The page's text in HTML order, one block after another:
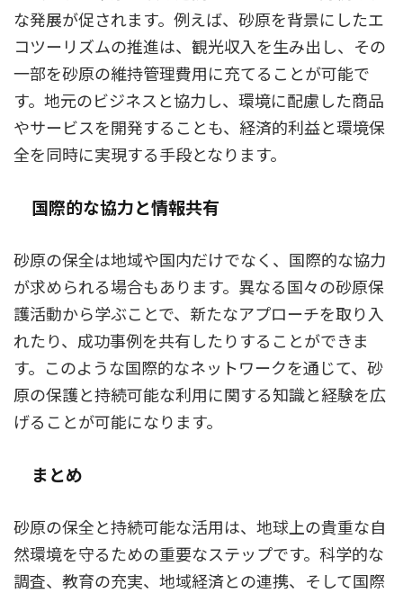
な発展が促されます。例えば、砂原を背景にしたエ
コツーリズムの推進は、観光収入を生み出し、その
一部を砂原の維持管理費用に充てることが可能で
す。地元のビジネスと協力し、環境に配慮した商品
やサービスを開発することも、経済的利益と環境保
全を同時に実現する手段となります。
国際的な協力と情報共有
砂原の保全は地域や国内だけでなく、国際的な協力
が求められる場合もあります。異なる国々の砂原保
護活動から学ぶことで、新たなアプローチを取り入
れたり、成功事例を共有したりすることができま
す。このような国際的なネットワークを通じて、砂
原の保護と持続可能な利用に関する知識と経験を広
げることが可能になります。
まとめ
砂原の保全と持続可能な活用は、地球上の貴重な自
然環境を守るための重要なステップです。科学的な
調査、教育の充実、地域経済との連携、そして国際